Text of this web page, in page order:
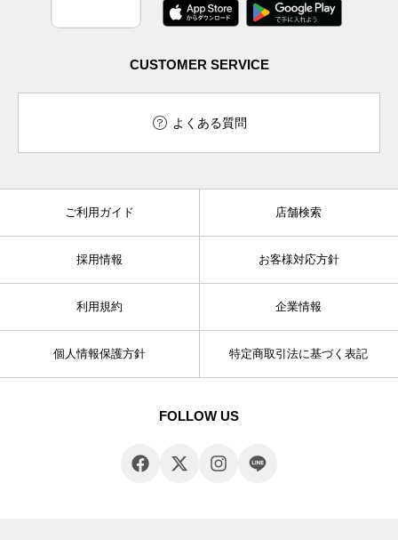
CUSTOMER SERVICE
よくある質問
ご利用ガイド 店舗検索
採用情報 お客様対応方針
利用規約 企業情報
個人情報保護方針 特定商取引法に基づく表記
FOLLOW US